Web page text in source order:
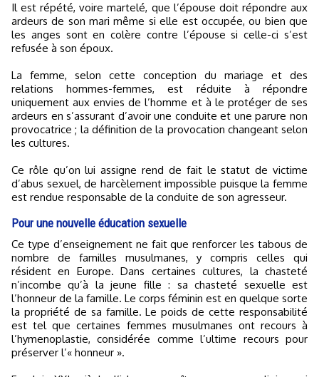
Il est répété, voire martelé, que l’épouse doit répondre aux
ardeurs de son mari même si elle est occupée, ou bien que
les anges sont en colère contre l’épouse si celle-ci s’est
refusée à son époux.
La femme, selon cette conception du mariage et des
relations hommes-femmes, est réduite à répondre
uniquement aux envies de l’homme et à le protéger de ses
ardeurs en s’assurant d’avoir une conduite et une parure non
provocatrice ; la définition de la provocation changeant selon
les cultures.
Ce rôle qu’on lui assigne rend de fait le statut de victime
d’abus sexuel, de harcèlement impossible puisque la femme
est rendue responsable de la conduite de son agresseur.
Pour une nouvelle éducation sexuelle
Ce type d’enseignement ne fait que renforcer les tabous de
nombre de familles musulmanes, y compris celles qui
résident en Europe. Dans certaines cultures, la chasteté
n’incombe qu’à la jeune fille : sa chasteté sexuelle est
l’honneur de la famille. Le corps féminin est en quelque sorte
la propriété de sa famille. Le poids de cette responsabilité
est tel que certaines femmes musulmanes ont recours à
l’hymenoplastie, considérée comme l’ultime recours pour
préserver l’« honneur ».